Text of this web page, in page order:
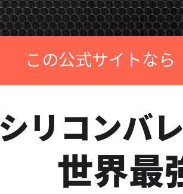
この公式サイトなら
シリコンバ
世界最